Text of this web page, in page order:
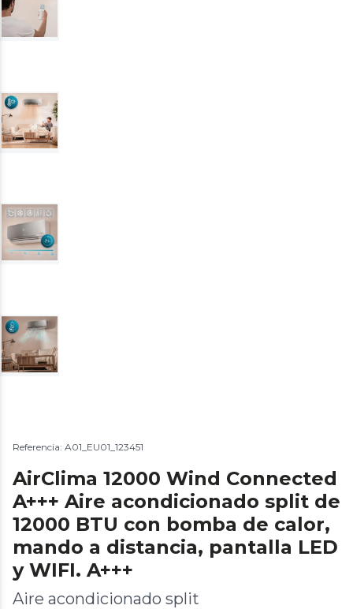
Referencia: A01_EU01_123451
AirClima 12000 Wind Connected
A+++ Aire acondicionado split de
12000 BTU con bomba de calor,
mando a distancia, pantalla LED
y WIFI. A+++
Aire acondicionado split